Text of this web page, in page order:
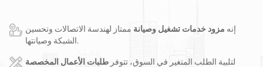
في عام 2016، قمنا بإنشاء مقر مبيعات دولي في مدينة تشانغشا، الصين.
يقع مقرنا في الصين، وننفذ أعمالًا دولية في جنوب شرق آسيا وأوروبا
والولايات المتحدة وأفريقيا وروسيا، ونوفر المحطات الأساسية ونزود
إنه مزود خدمات تشغيل وصيانة ممتاز لهندسة الاتصالات وتحسين
الشبكة وصيانتها.
لتلبية الطلب المتغير في السوق، تتوفر طلبات الأعمال المخصصة